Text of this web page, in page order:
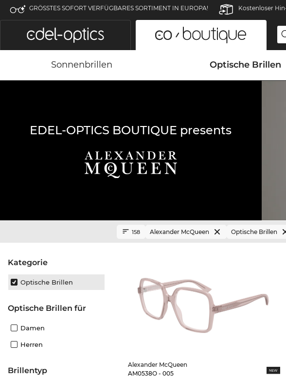
GRÖSSTES SOFORT VERFÜGBARES SORTIMENT IN EUROPA! Kostenloser
Sonnenbrillen Optische Brillen
EDEL-OPTICS BOUTIQUE presents
Kategorie
Optische Brillen
Optische Brillen für
Damen
Herren
Brillentyp
158 Alexander McQueen Optische Brillen
Alexander McQueen
AM0538O - 005